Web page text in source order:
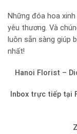
Những đóa hoa
yêu thương. Và
luôn sẵn sàng giúp
nhất!
Hanoi Florist –
Inbox trực tiếp tại